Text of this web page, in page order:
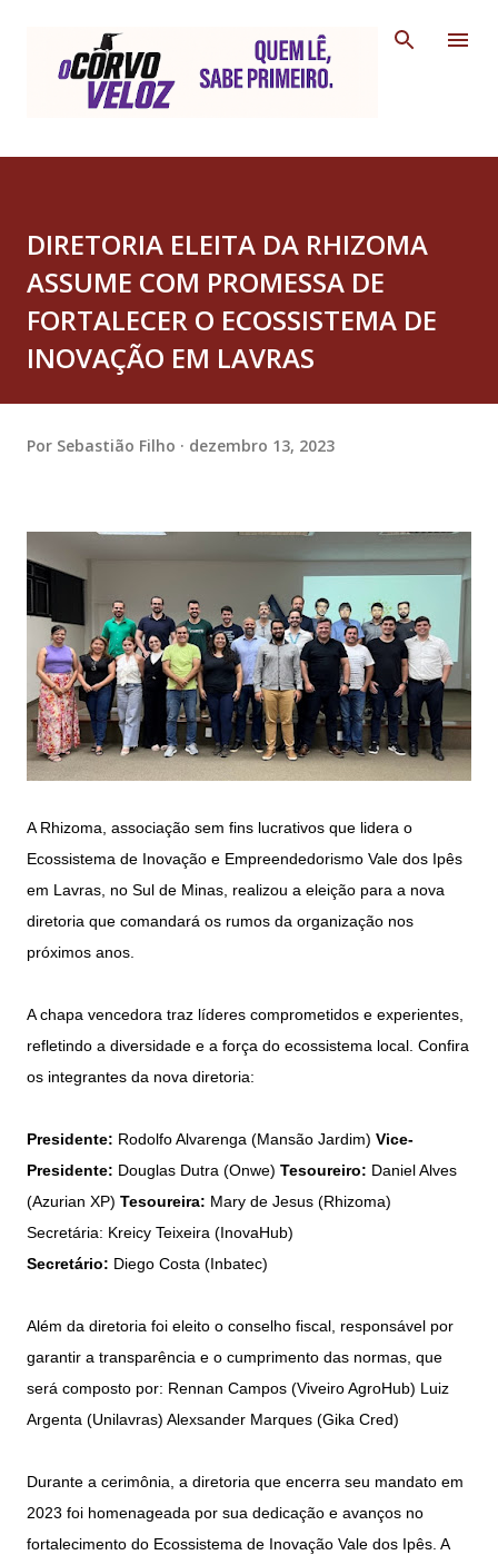
DIRETORIA ELEITA DA RHIZOMA
ASSUME COM PROMESSA DE
FORTALECER O ECOSSISTEMA DE
INOVAÇÃO EM LAVRAS
Por Sebastião Filho dezembro 13, 2023
A Rhizoma, associação sem fins lucrativos que lidera o
Ecossistema de Inovação e Empreendedorismo Vale dos Ipês
em Lavras, no Sul de Minas, realizou a eleição para a nova
diretoria que comandará os rumos da organização nos
próximos anos.
A chapa vencedora traz líderes comprometidos e experientes,
refletindo a diversidade e a força do ecossistema local. Confira
os integrantes da nova diretoria:
Presidente: Rodolfo Alvarenga (Mansão Jardim) Vice-
Presidente: Douglas Dutra (Onwe) Tesoureiro: Daniel Alves
(Azurian XP) Tesoureira: Mary de Jesus (Rhizoma)
Secretária: Kreicy Teixeira (InovaHub)
Secretário: Diego Costa (Inbatec)
Além da diretoria foi eleito o conselho fiscal, responsável por
garantir a transparência e o cumprimento das normas, que
será composto por: Rennan Campos (Viveiro AgroHub) Luiz
Argenta (Unilavras) Alexsander Marques (Gika Cred)
Durante a cerimônia, a diretoria que encerra seu mandato em
2023 foi homenageada por sua dedicação e avanços no
fortalecimento do Ecossistema de Inovação Vale dos Ipês. A